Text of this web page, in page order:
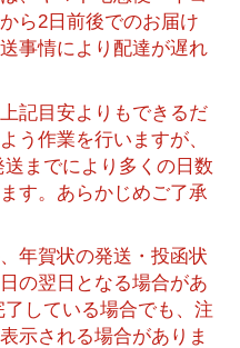
ら2日前後でのお届け
事情により配達が遅れ
記目安よりもできるだ
う作業を行いますが、
までにより多くの日数
す。あらかじめご了承
年賀状の発送・投函状
の翌日となる場合があ
している場合でも、注
示される場合がありま